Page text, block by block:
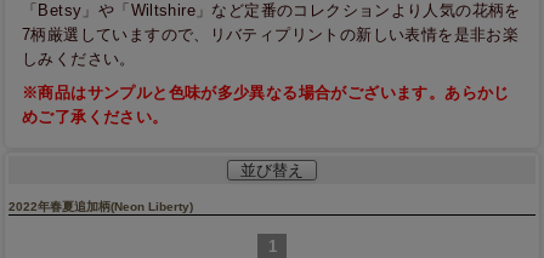
「Betsy」や「Wiltshire」など定番のコレクションより人気の花柄を
7柄厳選していますので、リバティプリントの新しい表情を是非お楽
しみください。
※商品はサンプルと色味が多少異なる場合がございます。あらかじ
めご了承ください。
並び替え
2022年春夏追加柄(Neon Liberty)
1